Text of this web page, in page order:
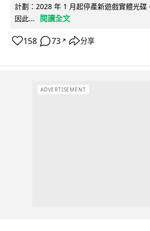
計劃：2028 年 1 月起停產新遊戲實體光碟
因此...
閱讀全文
158 73 ↗ 分享
ADVERTISEMENT